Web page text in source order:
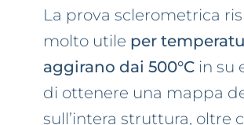
La prova sclerometrica
molto utile per
aggirano dai 500°C in su
di ottenere una mappa
sull’intera struttura, oltre